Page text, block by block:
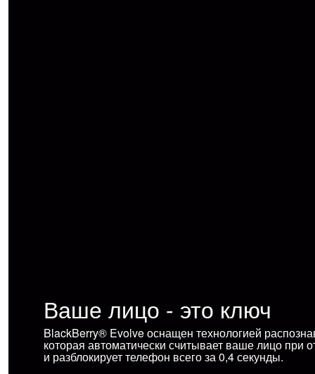
Ваше лицо - это ключ
BlackBerry® Evolve оснащен технологией
которая автоматически считывает ваше лицо при
и разблокирует телефон всего за 0,4 секунды.